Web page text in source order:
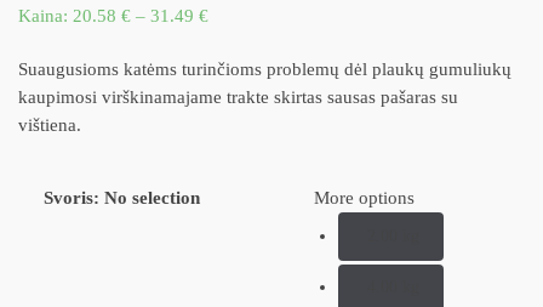
Kaina: 20.58 € – 31.49 €
Suaugusioms katėms turinčioms problemų dėl plaukų gumuliukų
kaupimosi virškinamajame trakte skirtas sausas pašaras su
vištiena.
Svoris: No selection More options